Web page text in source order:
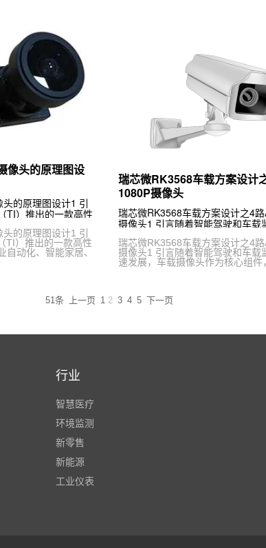
像头的原理图设
的原理图设计1 引
TI）推出的一款高性
的原理图设计1 引
TI）推出的一款高性
自动化、智能家居、
瑞芯微RK3568车载方案设计
1080P摄像头
瑞芯微RK3568车载方案设计之4
摄像头1 引言随着智能驾驶和车载
影响系
瑞芯微RK3568车载方案设计之4
摄像头1 引言随着智能驾驶和车载
速发展，车载摄像头作为核心组件
51条 上一页 1 2 3 4 5 下一页
行业
智慧医疗
环境监测
新零售
新能源
工业仪表